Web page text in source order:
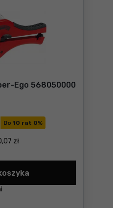
Ego 568050000
Do 10 rat 0%
zł
Nożyce 50mm Super-Ego